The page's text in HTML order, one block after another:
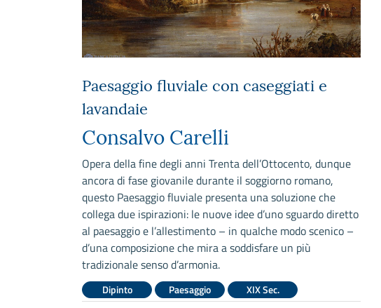
Paesaggio fluviale con caseggiati e
lavandaie
Consalvo Carelli
Opera della fine degli anni Trenta dell’Ottocento, dunque
ancora di fase giovanile durante il soggiorno romano,
questo Paesaggio fluviale presenta una soluzione che
collega due ispirazioni: le nuove idee d’uno sguardo diretto
al paesaggio e l’allestimento – in qualche modo scenico –
d’una composizione che mira a soddisfare un più
tradizionale senso d’armonia.
Dipinto Paesaggio XIX Sec.